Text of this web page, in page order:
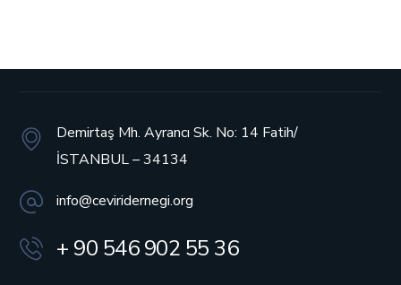
Demirtaş Mh. Ayrancı Sk. No: 14 Fatih/
İSTANBUL – 34134
info@ceviridernegi.org
+ 90 546 902 55 36